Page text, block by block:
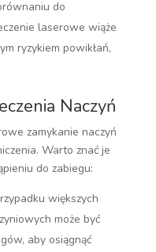
do
laserowe wiąże
ryzykiem powikłań,
Naczyń
zamykanie naczyń
Warto znać je
do zabiegu:
większych
może być
aby osiągnąć